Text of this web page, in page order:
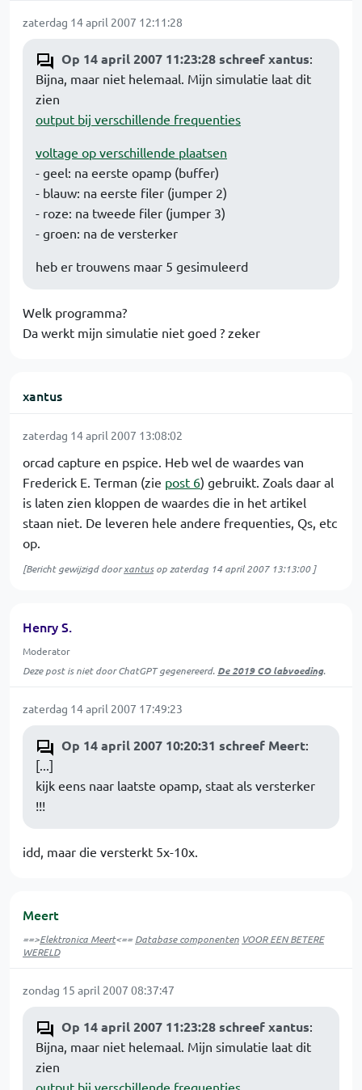
zaterdag 14 april 2007 12:11:28
Op 14 april 2007 11:23:28 schreef xantus:
Bijna, maar niet helemaal. Mijn simulatie laat dit
zien
output bij verschillende frequenties
voltage op verschillende plaatsen
- geel: na eerste opamp (buffer)
- blauw: na eerste filer (jumper 2)
- roze: na tweede filer (jumper 3)
- groen: na de versterker
heb er trouwens maar 5 gesimuleerd
Welk programma?
Da werkt mijn simulatie niet goed ? zeker
xantus
zaterdag 14 april 2007 13:08:02
orcad capture en pspice. Heb wel de waardes van
Frederick E. Terman (zie post 6) gebruikt. Zoals daar al
is laten zien kloppen de waardes die in het artikel
staan niet. De leveren hele andere frequenties, Qs, etc
op.
[Bericht gewijzigd doorxantusop zaterdag 14 april 2007 13:13:00]
Henry S.
Moderator
Deze post is niet door ChatGPT gegenereerd. De 2019 CO labvoeding.
zaterdag 14 april 2007 17:49:23
Op 14 april 2007 10:20:31 schreef Meert:
[...]
kijk eens naar laatste opamp, staat als versterker
!!!
idd, maar die versterkt 5x-10x.
Meert
==>Elektronica Meert<==Database componenten VOOR EEN BETERE
WERELD
zondag 15 april 2007 08:37:47
Op 14 april 2007 11:23:28 schreef xantus:
Bijna, maar niet helemaal. Mijn simulatie laat dit
zien
output bij verschillende frequenties